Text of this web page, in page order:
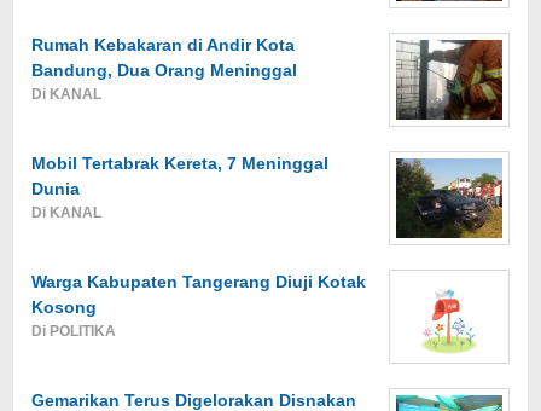
Rumah Kebakaran di Andir Kota
Bandung, Dua Orang Meninggal
Di KANAL
Mobil Tertabrak Kereta, 7 Meninggal
Dunia
Di KANAL
Warga Kabupaten Tangerang Diuji Kotak
Kosong
Di POLITIKA
Gemarikan Terus Digelorakan Disnakan